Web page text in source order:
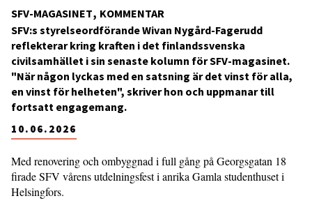
SFV-MAGASINET KOMMENTAR
10.06.2026
SFV:s styrelseordförande Wivan Nygård-Fagerudd
reflekterar kring kraften i det finlandssvenska
civilsamhället i sin senaste kolumn för SFV-magasinet.
"När någon lyckas med en satsning är det vinst för alla,
en vinst för helheten", skriver hon och uppmanar till
fortsatt engagemang.
Med renovering och ombyggnad i full gång på Georgsgatan 18
firade SFV vårens utdelningsfest i anrika Gamla studenthuset i
Helsingfors.